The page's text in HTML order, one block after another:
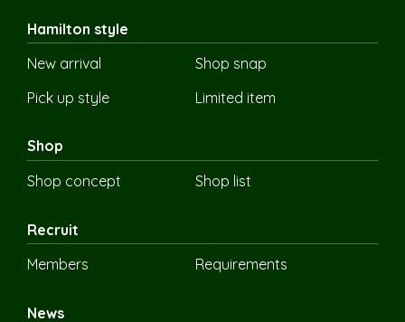
Hamilton style
New arrival
Shop snap
Pick up style
Limited item
Shop
Shop concept
Shop list
Recruit
Members
Requirements
News